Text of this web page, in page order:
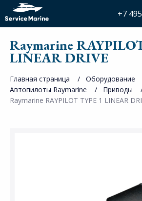
+7
Raymarine
LINEAR DRIVE
Главная страница Оборудование
Автопилоты Raymarine
Приводы
Raymarine RAYPILOT TYPE 1 LINEAR